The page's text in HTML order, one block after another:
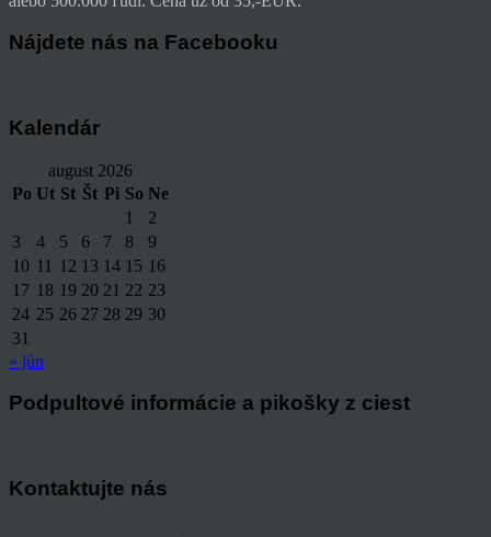
Nájdete nás na Facebooku
Kalendár
august 2026
Po Ut St Št Pi So Ne
1
2
3
4 5 6 7 8
9
10 11 12 13 14 15 16
17 18 19 20 21 22 23
24 25 26 27 28 29 30
31
« jún
Podpultové informácie a pikošky z ciest
Kontaktujte nás